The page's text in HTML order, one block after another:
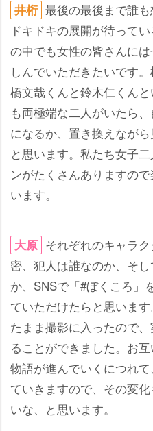
井桁 最後の最後まで誰
ドキドキの展開が待って
の中でも女性の皆さんに
しんでいただきたいです
橋文哉くんと鈴木仁くん
も両極端な二人がいたら
になるか、置き換えなが
と思います。私たち女子
ンがたくさんありますの
います。
大原 それぞれのキャラ
密、犯人は誰なのか、そ
か、SNSで「#ぼくころ」
ていただけたらと思いま
たまま撮影に入ったので
ることができました。お互
物語が進んでいくにつれ
ていきますので、その変
いな、と思います。